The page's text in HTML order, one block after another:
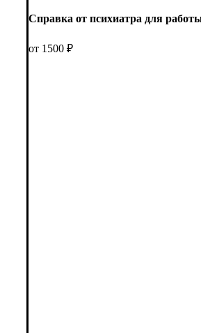
Справка от психиатра для
от 1500 ₽